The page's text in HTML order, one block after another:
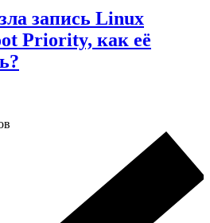
запись Linux
Priority, как её